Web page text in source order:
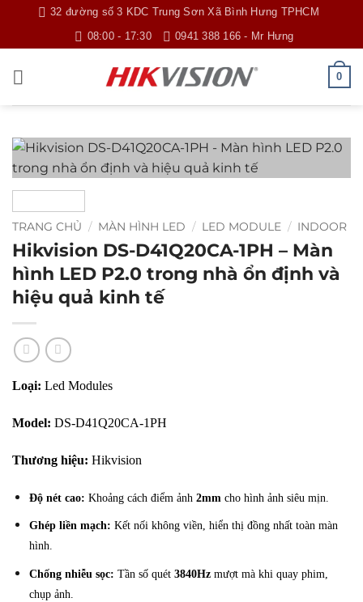
nội
dung
32 đường số 3 KDC Trung Sơn Xã Bình Hưng TPHCM
08:00 - 17:30
0941 388 166 - Mr Hưng
0
TRANG CHỦ / MÀN HÌNH LED / LED MODULE / INDOOR
Hikvision DS-D41Q20CA-1PH – Màn
hình LED P2.0 trong nhà ổn định và
hiệu quả kinh tế
Loại: Led Modules
Model: DS-D41Q20CA-1PH
Thương hiệu: Hikvision
Độ nét cao: Khoảng cách điểm ảnh 2mm cho hình ảnh siêu mịn.
Ghép liền mạch: Kết nối không viền, hiển thị đồng nhất toàn màn
hình.
Chống nhiễu sọc: Tần số quét 3840Hzmượt mà khi quay phim,
chụp ảnh.